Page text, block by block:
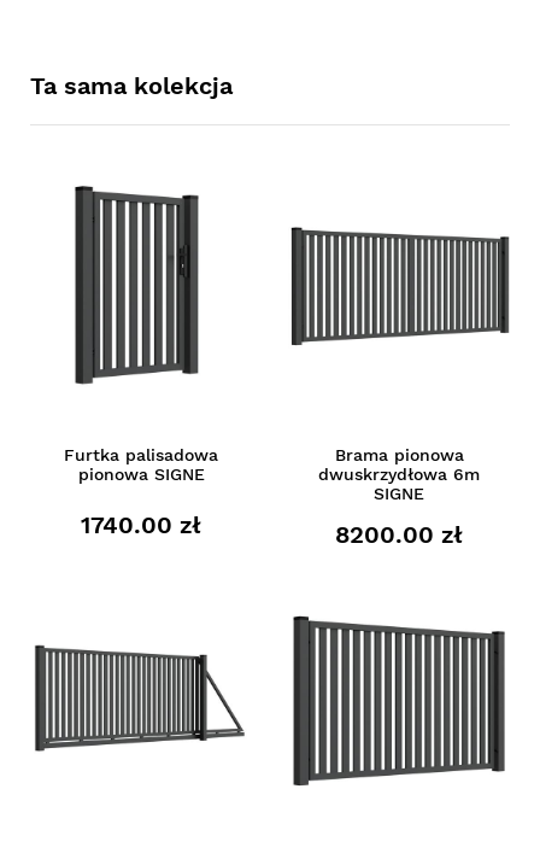
Ta sama kolekcja
Furtka palisadowa
pionowa SIGNE
1740.00 zł
Brama pionowa
dwuskrzydłowa 6m
SIGNE
8200.00 zł